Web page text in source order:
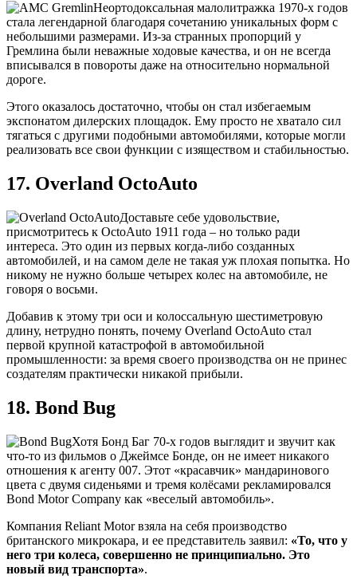
Неортодоксальная малолитражка 1970-х годов
стала легендарной благодаря сочетанию уникальных форм с
небольшими размерами. Из-за странных пропорций у
Гремлина были неважные ходовые качества, и он не всегда
вписывался в повороты даже на относительно нормальной
дороге.
Этого оказалось достаточно, чтобы он стал избегаемым
экспонатом дилерских площадок. Ему просто не хватало сил
тягаться с другими подобными автомобилями, которые могли
реализовать все свои функции с изяществом и стабильностью.
17. Overland OctoAuto
Доставьте себе удовольствие,
присмотритесь к OctoAuto 1911 года – но только ради
интереса. Это один из первых когда-либо созданных
автомобилей, и на самом деле не такая уж плохая попытка. Но
никому не нужно больше четырех колес на автомобиле, не
говоря о восьми.
Добавив к этому три оси и колоссальную шестиметровую
длину, нетрудно понять, почему Overland OctoAuto стал
первой крупной катастрофой в автомобильной
промышленности: за время своего производства он не принес
создателям практически никакой прибыли.
18. Bond Bug
Хотя Бонд Баг 70-х годов выглядит и звучит как
что-то из фильмов о Джеймсе Бонде, он не имеет никакого
отношения к агенту 007. Этот «красавчик» мандаринового
цвета с двумя сиденьями и тремя колёсами рекламировался
Bond Motor Company как «веселый автомобиль».
Компания Reliant Motor взяла на себя производство
британского микрокара, и ее представитель заявил: «То, что у
него три колеса, совершенно не принципиально. Это
новый вид транспорта».